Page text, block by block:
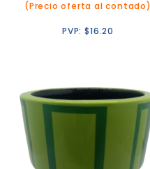
(Precio oferta al contado)
PVP:$16.20